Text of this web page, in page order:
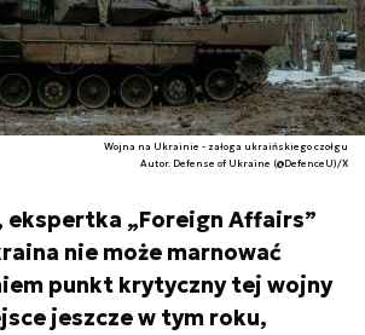
Wojna na Ukrainie - załoga ukraińskiego czołgu
Autor. Defense of Ukraine (@DefenceU)/X
ekspertka „Foreign Affairs”
nie może marnować
punkt krytyczny tej wojny
jeszcze w tym roku,